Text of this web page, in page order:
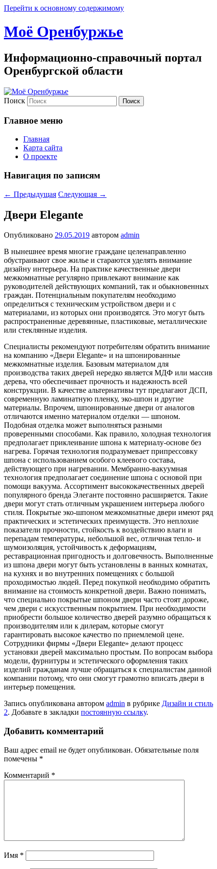
Перейти к основному содержимому
Моё Оренбуржье
Информационно-справочный портал
Оренбургской области
Поиск
Главное меню
Главная
Карта сайта
О проекте
Навигация по записям
← Предыдущая Следующая →
Двери Elegante
Опубликовано 29.05.2019 автором admin
В нынешнее время многие граждане целенаправленно
обустраивают свое жилье и стараются уделять внимание
дизайну интерьера. На практике качественные двери
межкомнатные регулярно привлекают внимание как
руководителей действующих компаний, так и обыкновенных
граждан. Потенциальным покупателям необходимо
определиться с техническим устройством двери и с
материалами, из которых они производятся. Это могут быть
распространенные деревянные, пластиковые, металлические
или стеклянные изделия.
Специалисты рекомендуют потребителям обратить внимание
на компанию «Двери Elegante» и на шпонированные
межкомнатные изделия. Базовым материалом для
производства таких дверей нередко является МДФ или массив
дерева, что обеспечивает прочность и надежность всей
конструкции. В качестве альтернативы тут предлагают ДСП,
современную ламинатную пленку, эко-шпон и другие
материалы. Впрочем, шпонированные двери от аналогов
отличаются именно материалом отделки — шпоном.
Подобная отделка может выполняться разными
проверенными способами. Как правило, холодная технология
предполагает приклеивание шпона к материалу-основе без
нагрева. Горячая технология подразумевает припрессовку
шпона с использованием особого клеевого состава,
действующего при нагревании. Мембранно-вакуумная
технология предполагает соединение шпона с основой при
помощи вакуума. Ассортимент высококачественных дверей
популярного бренда Элеганте постоянно расширяется. Такие
двери могут стать отличным украшением интерьера любого
стиля. Покрытые эко-шпоном межкомнатные двери имеют ряд
практических и эстетических преимуществ. Это неплохие
показатели прочности, стойкость к воздействию влаги и
перепадам температуры, небольшой вес, отличная тепло- и
шумоизоляция, устойчивость к деформациям,
реставрационная пригодность и долговечность. Выполненные
из шпона двери могут быть установлены в ванных комнатах,
на кухнях и во внутренних помещениях с большой
проходимостью людей. Перед покупкой необходимо обратить
внимание на стоимость конкретной двери. Важно понимать,
что специально покрытые шпоном двери часто стоят дороже,
чем двери с искусственным покрытием. При необходимости
приобрести большое количество дверей разумно обращаться к
производителям или к дилерам, которые смогут
гарантировать высокое качество по приемлемой цене.
Сотрудники фирмы «Двери Elegante» делают процесс
установки дверей максимально простым. По вопросам выбора
модели, фурнитуры и эстетического оформления таких
изделий гражданам лучше обращаться к специалистам данной
компании потому, что они смогут грамотно вписать двери в
интерьер помещения.
Запись опубликована автором admin в рубрике Дизайн и стиль
2. Добавьте в закладки постоянную ссылку.
Добавить комментарий
Ваш адрес email не будет опубликован. Обязательные поля
помечены *
Комментарий *
Имя *